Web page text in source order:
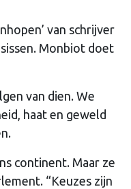
van schrijver
Monbiot doet
van dien. We
haat en geweld
continent. Maar ze
“Keuzes zijn